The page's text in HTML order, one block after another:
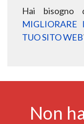
Hai
MIGLIORARE
TUO SITO WEB
Non